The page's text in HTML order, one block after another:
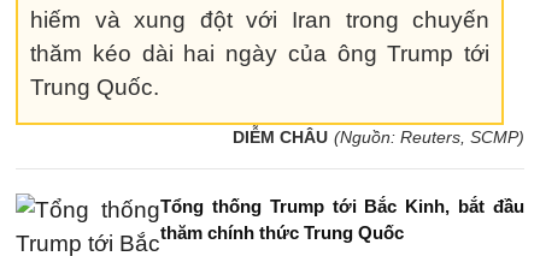
hiếm và xung đột với Iran trong chuyến
thăm kéo dài hai ngày của ông Trump tới
Trung Quốc.
DIỄM CHÂU (Nguồn: Reuters, SCMP)
Tổng thống Trump tới Bắc Kinh, bắt đầu
thăm chính thức Trung Quốc